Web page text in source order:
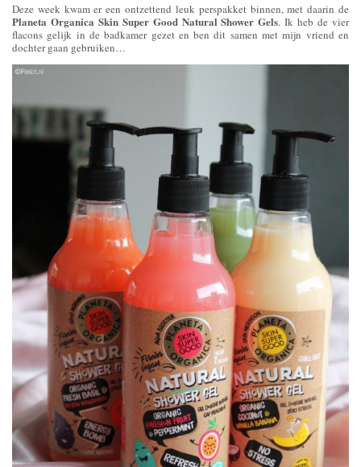
Deze week kwam er een ontzettend leuk perspakket binnen, met daarin de
Planeta Organica Skin Super Good Natural Shower Gels. Ik heb de vier
flacons gelijk in de badkamer gezet en ben dit samen met mijn vriend en
dochter gaan gebruiken…